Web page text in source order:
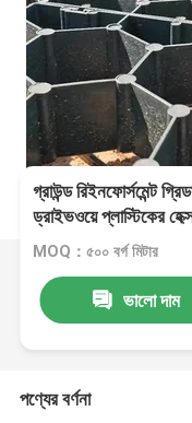
গ্রাউন্ড রিইনফোর্সমেন্ট
ড্রাইভওয়ে প্লাস্টিকের
MOQ：৫০০ বর্গ মিটার
ভালো দাম
পণ্যের বর্ণনা